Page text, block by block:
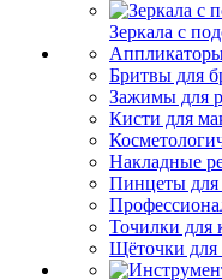
Зеркала с
Бритвы для
Зажимы для
Кисти для
Накладные
Пинцеты для
Точилки для
Щёточки для